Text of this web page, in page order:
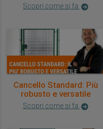
Scopri come si fa
Cancello Standard: Più
robusto e versatile
Scopri come si fa